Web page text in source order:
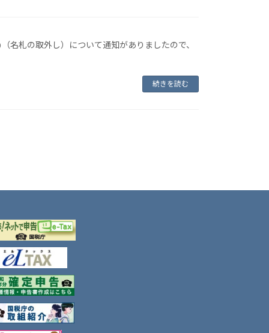
名札の取外し）について通知がありましたので、
続きを読む